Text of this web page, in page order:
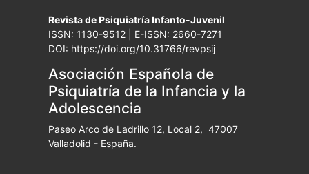
Revista de Psiquiatría Infanto-Juvenil
ISSN: 1130-9512 | E-ISSN: 2660-7271
DOI: https://doi.org/10.31766/revpsij
Asociación Española de
Psiquiatría de la Infancia y la
Adolescencia
Paseo Arco de Ladrillo 12, Local 2, 47007
Valladolid - España.